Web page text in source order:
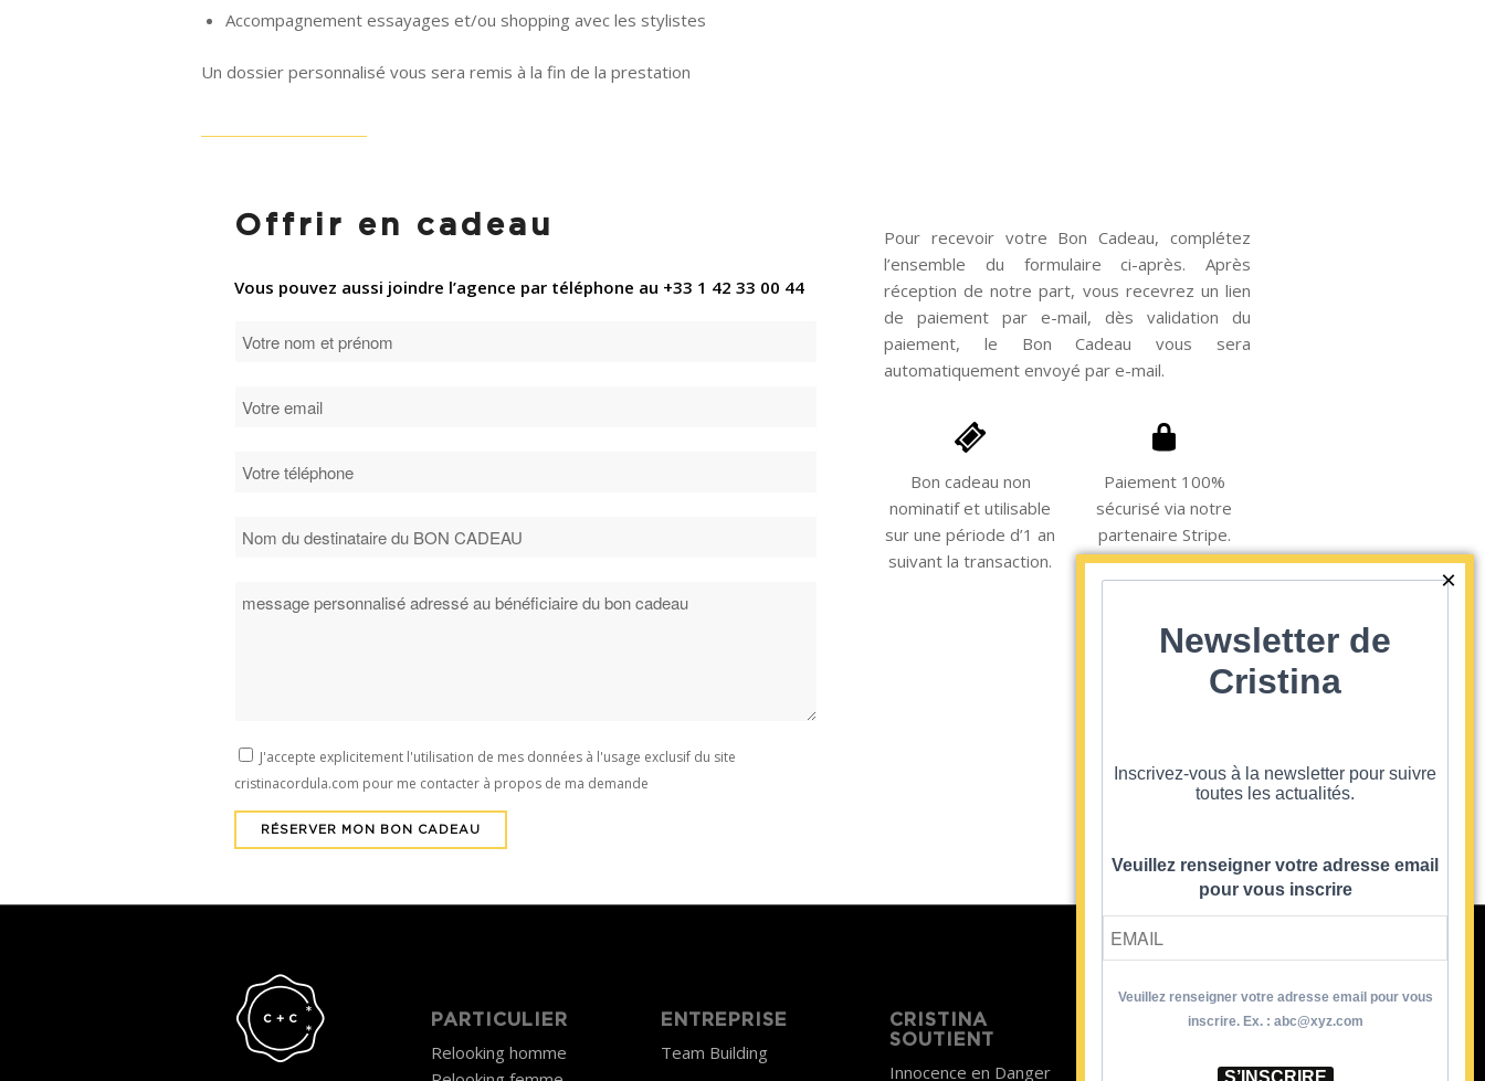
Accompagnement essayages et/ou shopping avec les stylistes
Un dossier personnalisé vous sera remis à la fin de la prestation
Offrir en cadeau
Vous pouvez aussi joindre l’agence par téléphone au +33 1 42 33 00 44
J'accepte explicitement l'utilisation de mes données à l'usage exclusif du site
cristinacordula.com pour me contacter à propos de ma demande
Pour recevoir votre Bon Cadeau, complétez
l’ensemble du formulaire ci-après. Après
réception de notre part, vous recevrez un lien
de paiement par e-mail, dès validation du
paiement, le Bon Cadeau vous sera
automatiquement envoyé par e-mail.
Bon cadeau non
nominatif et utilisable
sur une période d’1 an
suivant la transaction.
Paiement 100%
sécurisé via notre
partenaire Stripe.
PARTICULIER
Relooking homme
ENTREPRISE
Team Building
CRISTINA
SOUTIENT
Innocence en Danger
Newsletter de
Cristina
Inscrivez-vous à la newsletter pour suivre
toutes les actualités.
Veuillez renseigner votre adresse email
pour vous inscrire
Veuillez renseigner votre adresse email pour vous
inscrire. Ex. : abc@xyz.com
S’INSCRIRE